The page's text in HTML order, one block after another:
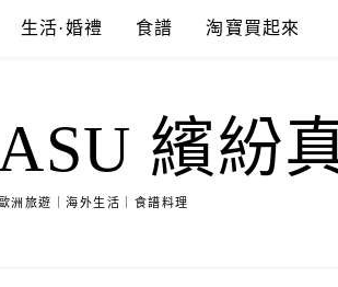
生活·婚禮 食譜 淘寶買起來
繽紛
歐洲旅遊｜海外生活｜食譜料理